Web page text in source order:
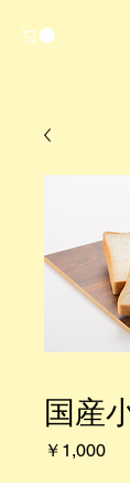
国産
￥1,000価